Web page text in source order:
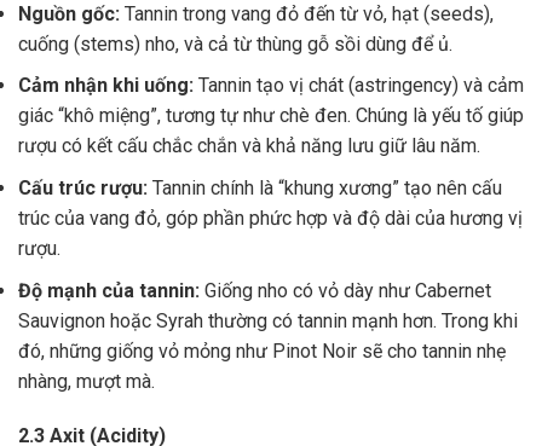
Nguồn gốc: Tannin trong vang đỏ đến từ vỏ, hạt (seeds),
cuống (stems) nho, và cả từ thùng gỗ sồi dùng để ủ.
Cảm nhận khi uống: Tannin tạo vị chát (astringency) và cảm
giác “khô miệng”, tương tự như chè đen. Chúng là yếu tố giúp
rượu có kết cấu chắc chắn và khả năng lưu giữ lâu năm.
Cấu trúc rượu: Tannin chính là “khung xương” tạo nên cấu
trúc của vang đỏ, góp phần phức hợp và độ dài của hương vị
rượu.
Độ mạnh của tannin: Giống nho có vỏ dày như Cabernet
Sauvignon hoặc Syrah thường có tannin mạnh hơn. Trong khi
đó, những giống vỏ mỏng như Pinot Noir sẽ cho tannin nhẹ
nhàng, mượt mà.
2.3 Axit (Acidity)